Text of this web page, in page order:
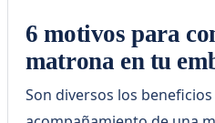
6 motivos para
matrona en tu
Son diversos los